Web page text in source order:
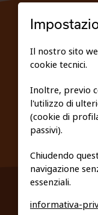
Il nostro sito
cookie tecnici.
Inoltre, previo
l'utilizzo di
(cookie di
passivi).
Chiudendo
navigazione
essenziali.
informativa-